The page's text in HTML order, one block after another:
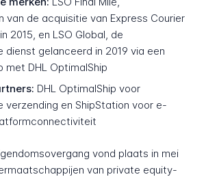
van de acquisitie van Express Courier
2015, en LSO Global, de
dienst gelanceerd in 2019 via een
met DHL OptimalShip
DHL OptimalShip voor
verzending en ShipStation voor e-
vond plaats in mei
van private equity-